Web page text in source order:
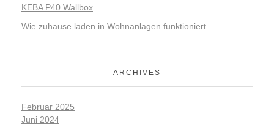
KEBA P40 Wallbox
Wie zuhause laden in Wohnanlagen funktioniert
ARCHIVES
Februar 2025
Juni 2024